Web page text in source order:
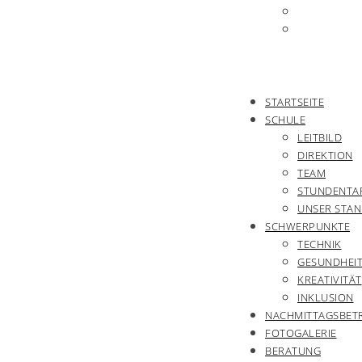
STARTSEITE
SCHULE
LEITBILD
DIREKTION
TEAM
UNSER
SCHWERPUNKTE
TECHNIK
GESUNDHEIT
KREATIVITÄT
INKLUSION
FOTOGALERIE
BERATUNG